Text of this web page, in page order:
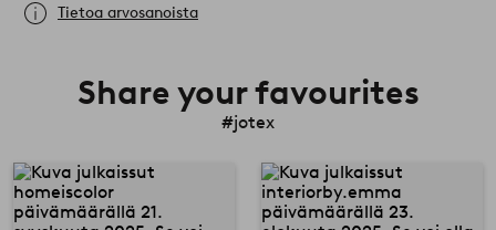
Tietoa arvosanoista
Share your favourites
#jotex